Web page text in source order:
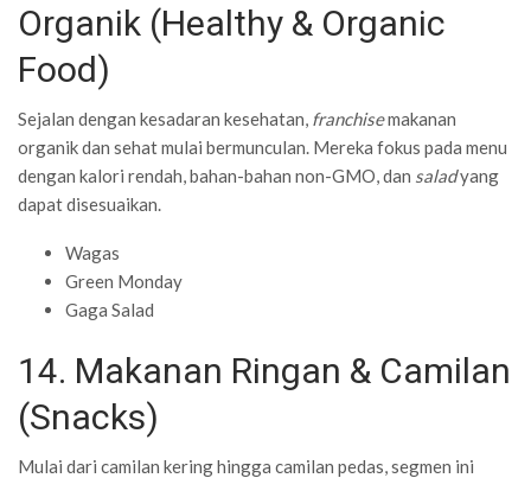
Organik (Healthy & Organic
Food)
Sejalan dengan kesadaran kesehatan, franchisemakanan
organik dan sehat mulai bermunculan. Mereka fokus pada menu
dengan kalori rendah, bahan-bahan non-GMO, dan saladyang
dapat disesuaikan.
Wagas
Green Monday
Gaga Salad
14. Makanan Ringan & Camilan
(Snacks)
Mulai dari camilan kering hingga camilan pedas, segmen ini